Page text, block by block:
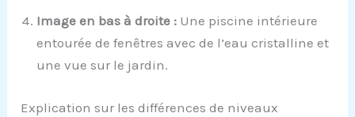
Image en bas à droite : Une piscine intérieure
entourée de fenêtres avec de l’eau cristalline et
une vue sur le jardin.
Explication sur les différences de niveaux